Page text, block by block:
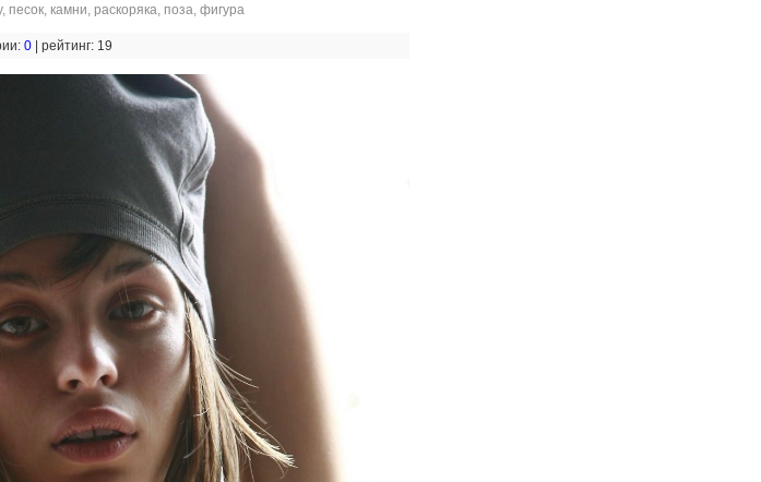
, песок, камни, раскоряка, поза, фигура
0 рейтинг: 19